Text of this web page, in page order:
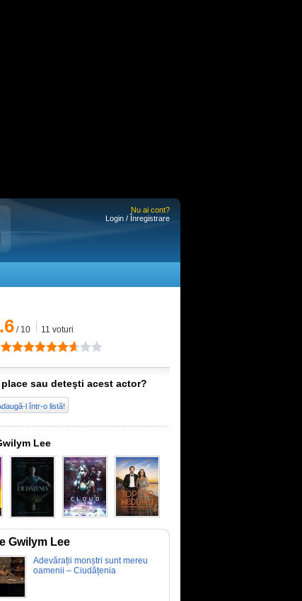
Nu ai cont?
Login / Înregistrare
/ 10 11 voturi
sau deteşti acest actor?
l într-o listă!
Lee
Gwilym Lee
Adevărații monștri sunt mereu
oamenii – Ciudățenia